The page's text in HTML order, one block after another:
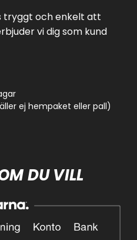
tryggt och enkelt att
vi dig som kund
ej hempaket eller pall)
DU VILL